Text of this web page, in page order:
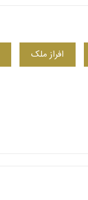
افراز ملک